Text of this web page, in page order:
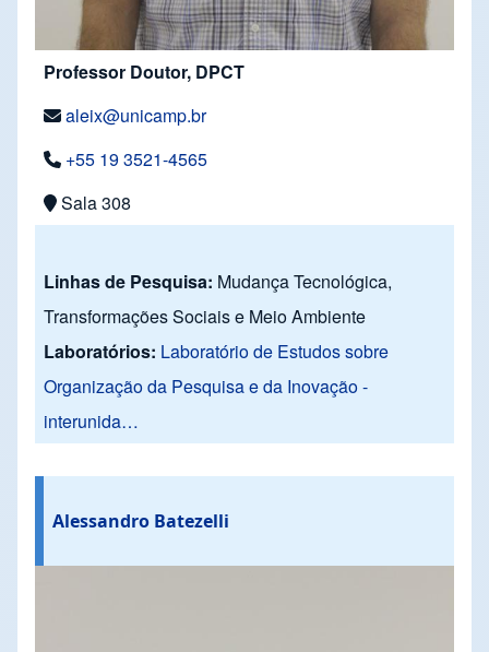
Professor Doutor, DPCT
aleix@unicamp.br
+55 19 3521-4565
Sala 308
Linhas de Pesquisa: Mudança Tecnológica,
Transformações Sociais e Meio Ambiente
Laboratórios: Laboratório de Estudos sobre
Organização da Pesquisa e da Inovação -
interunida…
Alessandro Batezelli